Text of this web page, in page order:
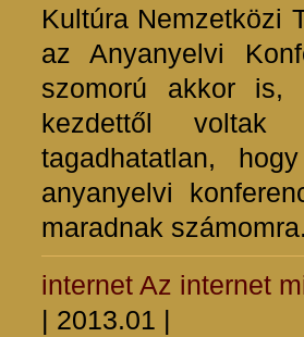
Kultúra Nemzetközi
az Anyanyelvi
szomorú akkor is,
kezdettől voltak
tagadhatatlan,
anyanyelvi
maradnak számomra.
internet Az internet
| 2013.01 |